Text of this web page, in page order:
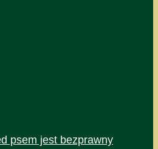
psem jest bezprawny